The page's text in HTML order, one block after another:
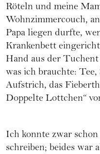
Röteln und meine
Wohnzimmercouch,
Papa liegen durfte,
Krankenbett
Hand aus der
was ich brauchte:
Aufstrich, das
Doppelte Lottchen“
Ich konnte zwar
schreiben; beides war